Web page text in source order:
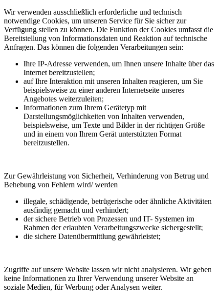
Wir verwenden ausschließlich erforderliche und technisch
notwendige Cookies, um unseren Service für Sie sicher zur
Verfügung stellen zu können. Die Funktion der Cookies umfasst die
Bereitstellung von Informationsdaten und Reaktion auf technische
Anfragen. Das können die folgenden Verarbeitungen sein:
Ihre IP-Adresse verwenden, um Ihnen unsere Inhalte über das
Internet bereitzustellen;
auf Ihre Interaktion mit unseren Inhalten reagieren, um Sie
beispielsweise zu einer anderen Internetseite unseres
Angebotes weiterzuleiten;
Informationen zum Ihrem Gerätetyp mit
Darstellungsmöglichkeiten von Inhalten verwenden,
beispielsweise, um Texte und Bilder in der richtigen Größe
und in einem von Ihrem Gerät unterstützten Format
bereitzustellen.
Zur Gewährleistung von Sicherheit, Verhinderung von Betrug und
Behebung von Fehlern wird/ werden
illegale, schädigende, betrügerische oder ähnliche Aktivitäten
ausfindig gemacht und verhindert;
der sichere Betrieb von Prozessen und IT- Systemen im
Rahmen der erlaubten Verarbeitungszwecke sichergestellt;
die sichere Datenübermittlung gewährleistet;
Zugriffe auf unsere Website lassen wir nicht analysieren. Wir geben
keine Informationen zu Ihrer Verwendung unserer Website an
soziale Medien, für Werbung oder Analysen weiter.